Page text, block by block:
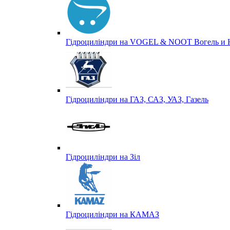
Гідроциліндри на VOGEL & NOOT Вогель и
Гідроциліндри на ГАЗ, САЗ, УАЗ, Газель
Гідроциліндри на Зіл
Гідроциліндри на КАМАЗ